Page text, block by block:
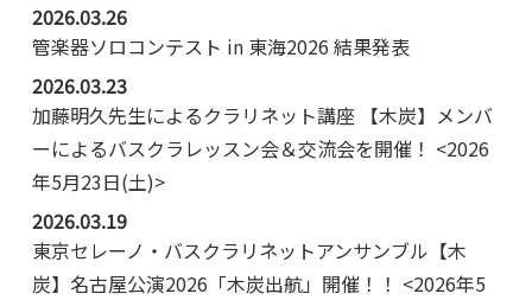
2026.03.26
管楽器ソロコンテスト in 東海2026 結果発表
2026.03.23
加藤明久先生によるクラリネット講座 【木炭】メンバ
ーによるバスクラレッスン会＆交流会を開催！ <2026
年5月23日(土)>
2026.03.19
東京セレーノ・バスクラリネットアンサンブル【木
炭】名古屋公演2026「木炭出航」開催！！ <2026年5